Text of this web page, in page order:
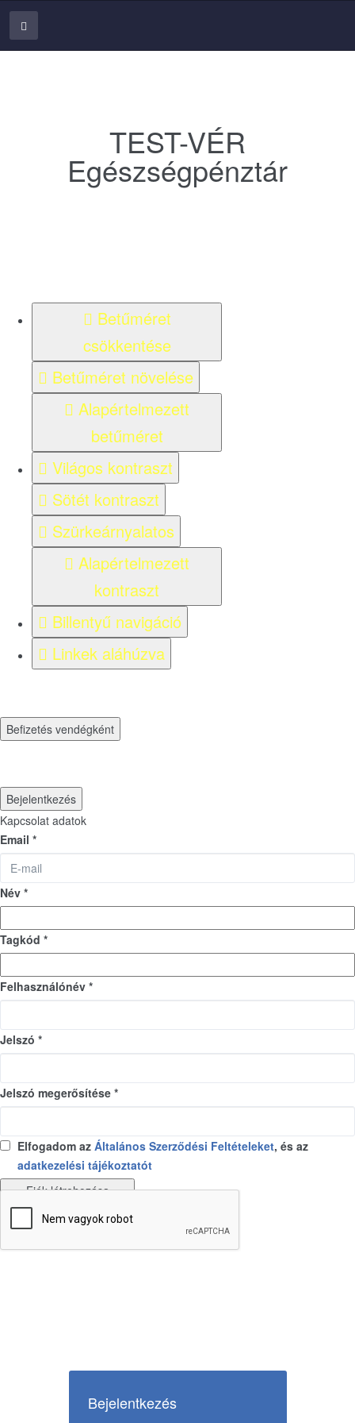
TEST-VÉR
Egészségpénztár
Betűméret
csökkentése
Betűméret növelése
Alapértelmezett
betűméret
Világos kontraszt
Sötét kontraszt
Szürkeárnyalatos
Alapértelmezett
kontraszt
Billentyű navigáció
Linkek aláhúzva
Befizetés vendégként
Bejelentkezés
Kapcsolat adatok
Email *
Név *
Tagkód *
Felhasználónév *
Jelszó *
Jelszó megerősítése *
Elfogadom azÁltalános Szerződési Feltételeket, és az
adatkezelési tájékoztatót
Fiók létrehozása
Bejelentkezés